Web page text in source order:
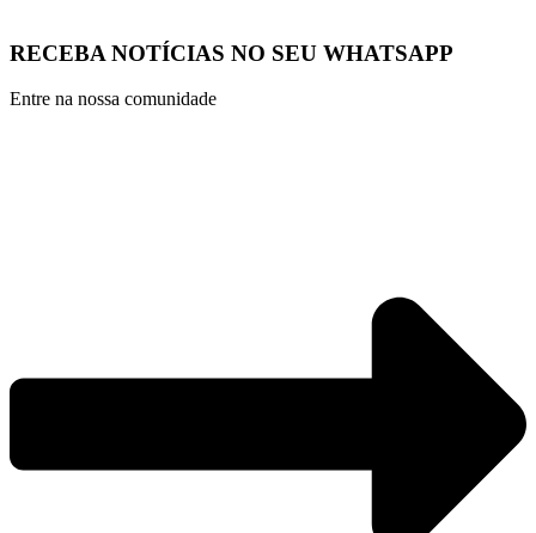
RECEBA NOTÍCIAS NO SEU WHATSAPP
Entre na nossa comunidade